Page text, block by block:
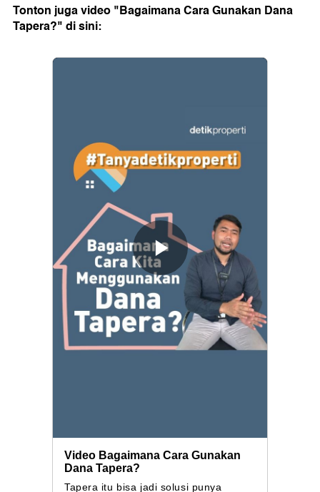
Tonton juga video "Bagaimana Cara Gunakan Dana
Tapera?" di sini: